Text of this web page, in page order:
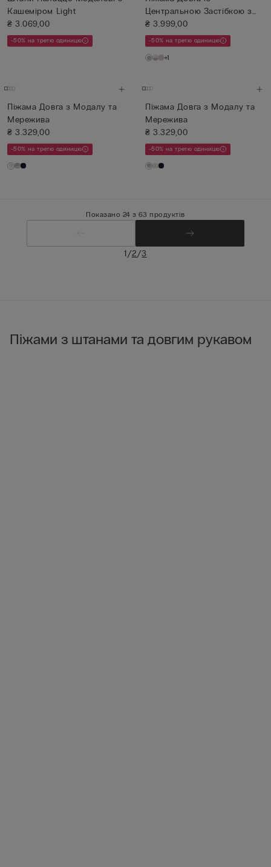
Кашеміром Light
₴ 3.069,00
-50% на третю одиницю
Центральною Застібкою з
Модалу та ...
₴ 3.999,00
-50% на третю одиницю
+1
Піжама Довга з Модалу та
Мережива
₴ 3.329,00
-50% на третю одиницю
Піжама Довга з Модалу та
Мережива
₴ 3.329,00
-50% на третю одиницю
Показано 24 з 63 продуктів
1/2/3
Піжами з штанами та довгим рукавом